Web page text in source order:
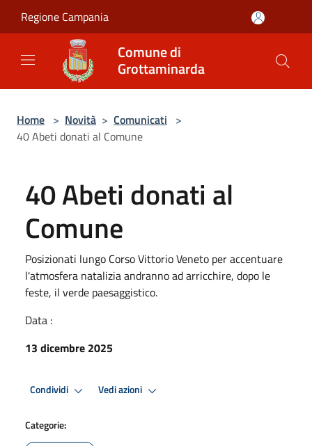
Regione Campania
Comune di
Grottaminarda
Home > Novità > Comunicati >
40 Abeti donati al Comune
40 Abeti donati al
Comune
Posizionati lungo Corso Vittorio Veneto per accentuare
l'atmosfera natalizia andranno ad arricchire, dopo le
feste, il verde paesaggistico.
Data :
13 dicembre 2025
Condividi Vedi azioni
Categorie: